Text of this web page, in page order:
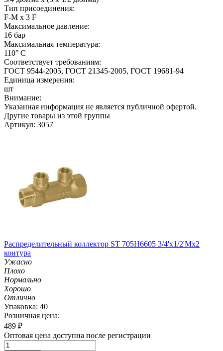
Тип присоединения:
F-M х 3 F
Максимальное давление:
16 бар
Максимальная температура:
110° С
Соответствует требованиям:
ГОСТ 9544-2005, ГОСТ 21345-2005, ГОСТ 19681-94
Единица измерения:
шт
Внимание:
Указанная информация не является публичной офертой.
Другие товары из этой группы
Артикул: 3057
Распределительный коллектор ST 705H6605 3/4'х1/2'Мх2
контура
Ужасно
Плохо
Нормально
Хорошо
Отлично
Упаковка: 40
Розничная цена:
489 ₽
Оптовая цена доступна после регистрации